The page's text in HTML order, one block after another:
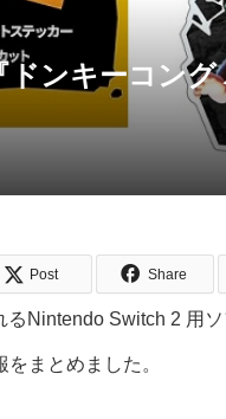
ンキーコン
Post Share
Nintendo Switch 2 用
をまとめました。